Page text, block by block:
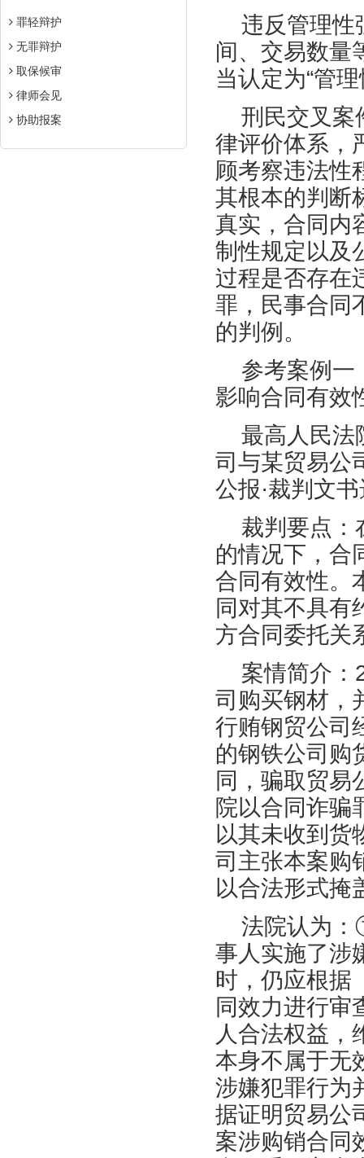
罪轻辩护
无罪辩护
取保候审
律师会见
协助报案
违反管理性
间、交易数量
当认定为“管
刑民交叉案
律评价体系，
顾考察违法性
其根本的判断
真实，合同内
制性规定以及
过程是否存在
罪，民事合同
的判例。
参考案例一
影响合同有效
最高人民法
司与某贸易公
公报·裁判文
裁判要点：
的情况下，合
合同有效性。
同对其不具有
方合同委托关
案情简介：
司购买钢材，
行贿钢贸公司
的钢铁公司购
同，骗取贸易
院以合同诈骗
以其未收到货
司主张本案购
以合法形式掩
法院认为：
事人实施了涉
时，仍应根据
同效力进行审
人合法权益，
本身不属于无
涉嫌犯罪行为
据证明贸易公
案涉购销合同